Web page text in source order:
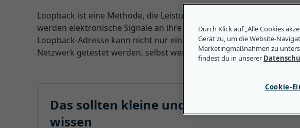
Loopback ist eine Methode, die Leistung und Qualität eines LANs
werden elektronische Signale an ihre Quelle zurückgeleitet, ohne
Loopback-Adresse kann nicht nur eine Ethernet-Karte, sondern
Netzwerk getestet werden, selbst wenn Treiber und Hardware
Das sollten kleine und mittlere
wissen
Durch Klick auf „Alle Cookies
Gerät zu, um die Website-
Marketingmaßnahmen zu
findest du in unserer
Cookie-